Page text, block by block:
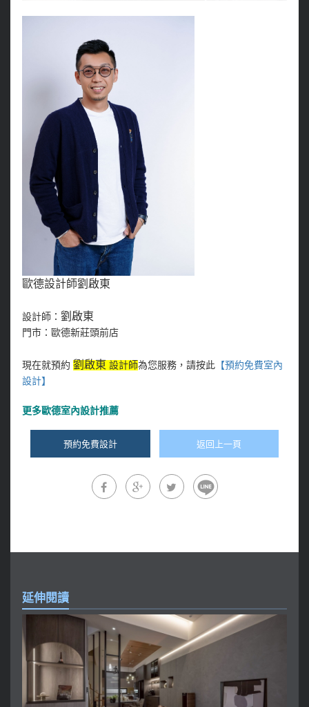
歐德設計師劉啟東
設計師： 劉啟東
門市：歐德新莊頭前店
現在就預約 劉啟東 設計師為您服務，請按此【預約免費室內
設計】
更多歐德室內設計推薦
預約免費設計 返回上一頁
延伸閱讀